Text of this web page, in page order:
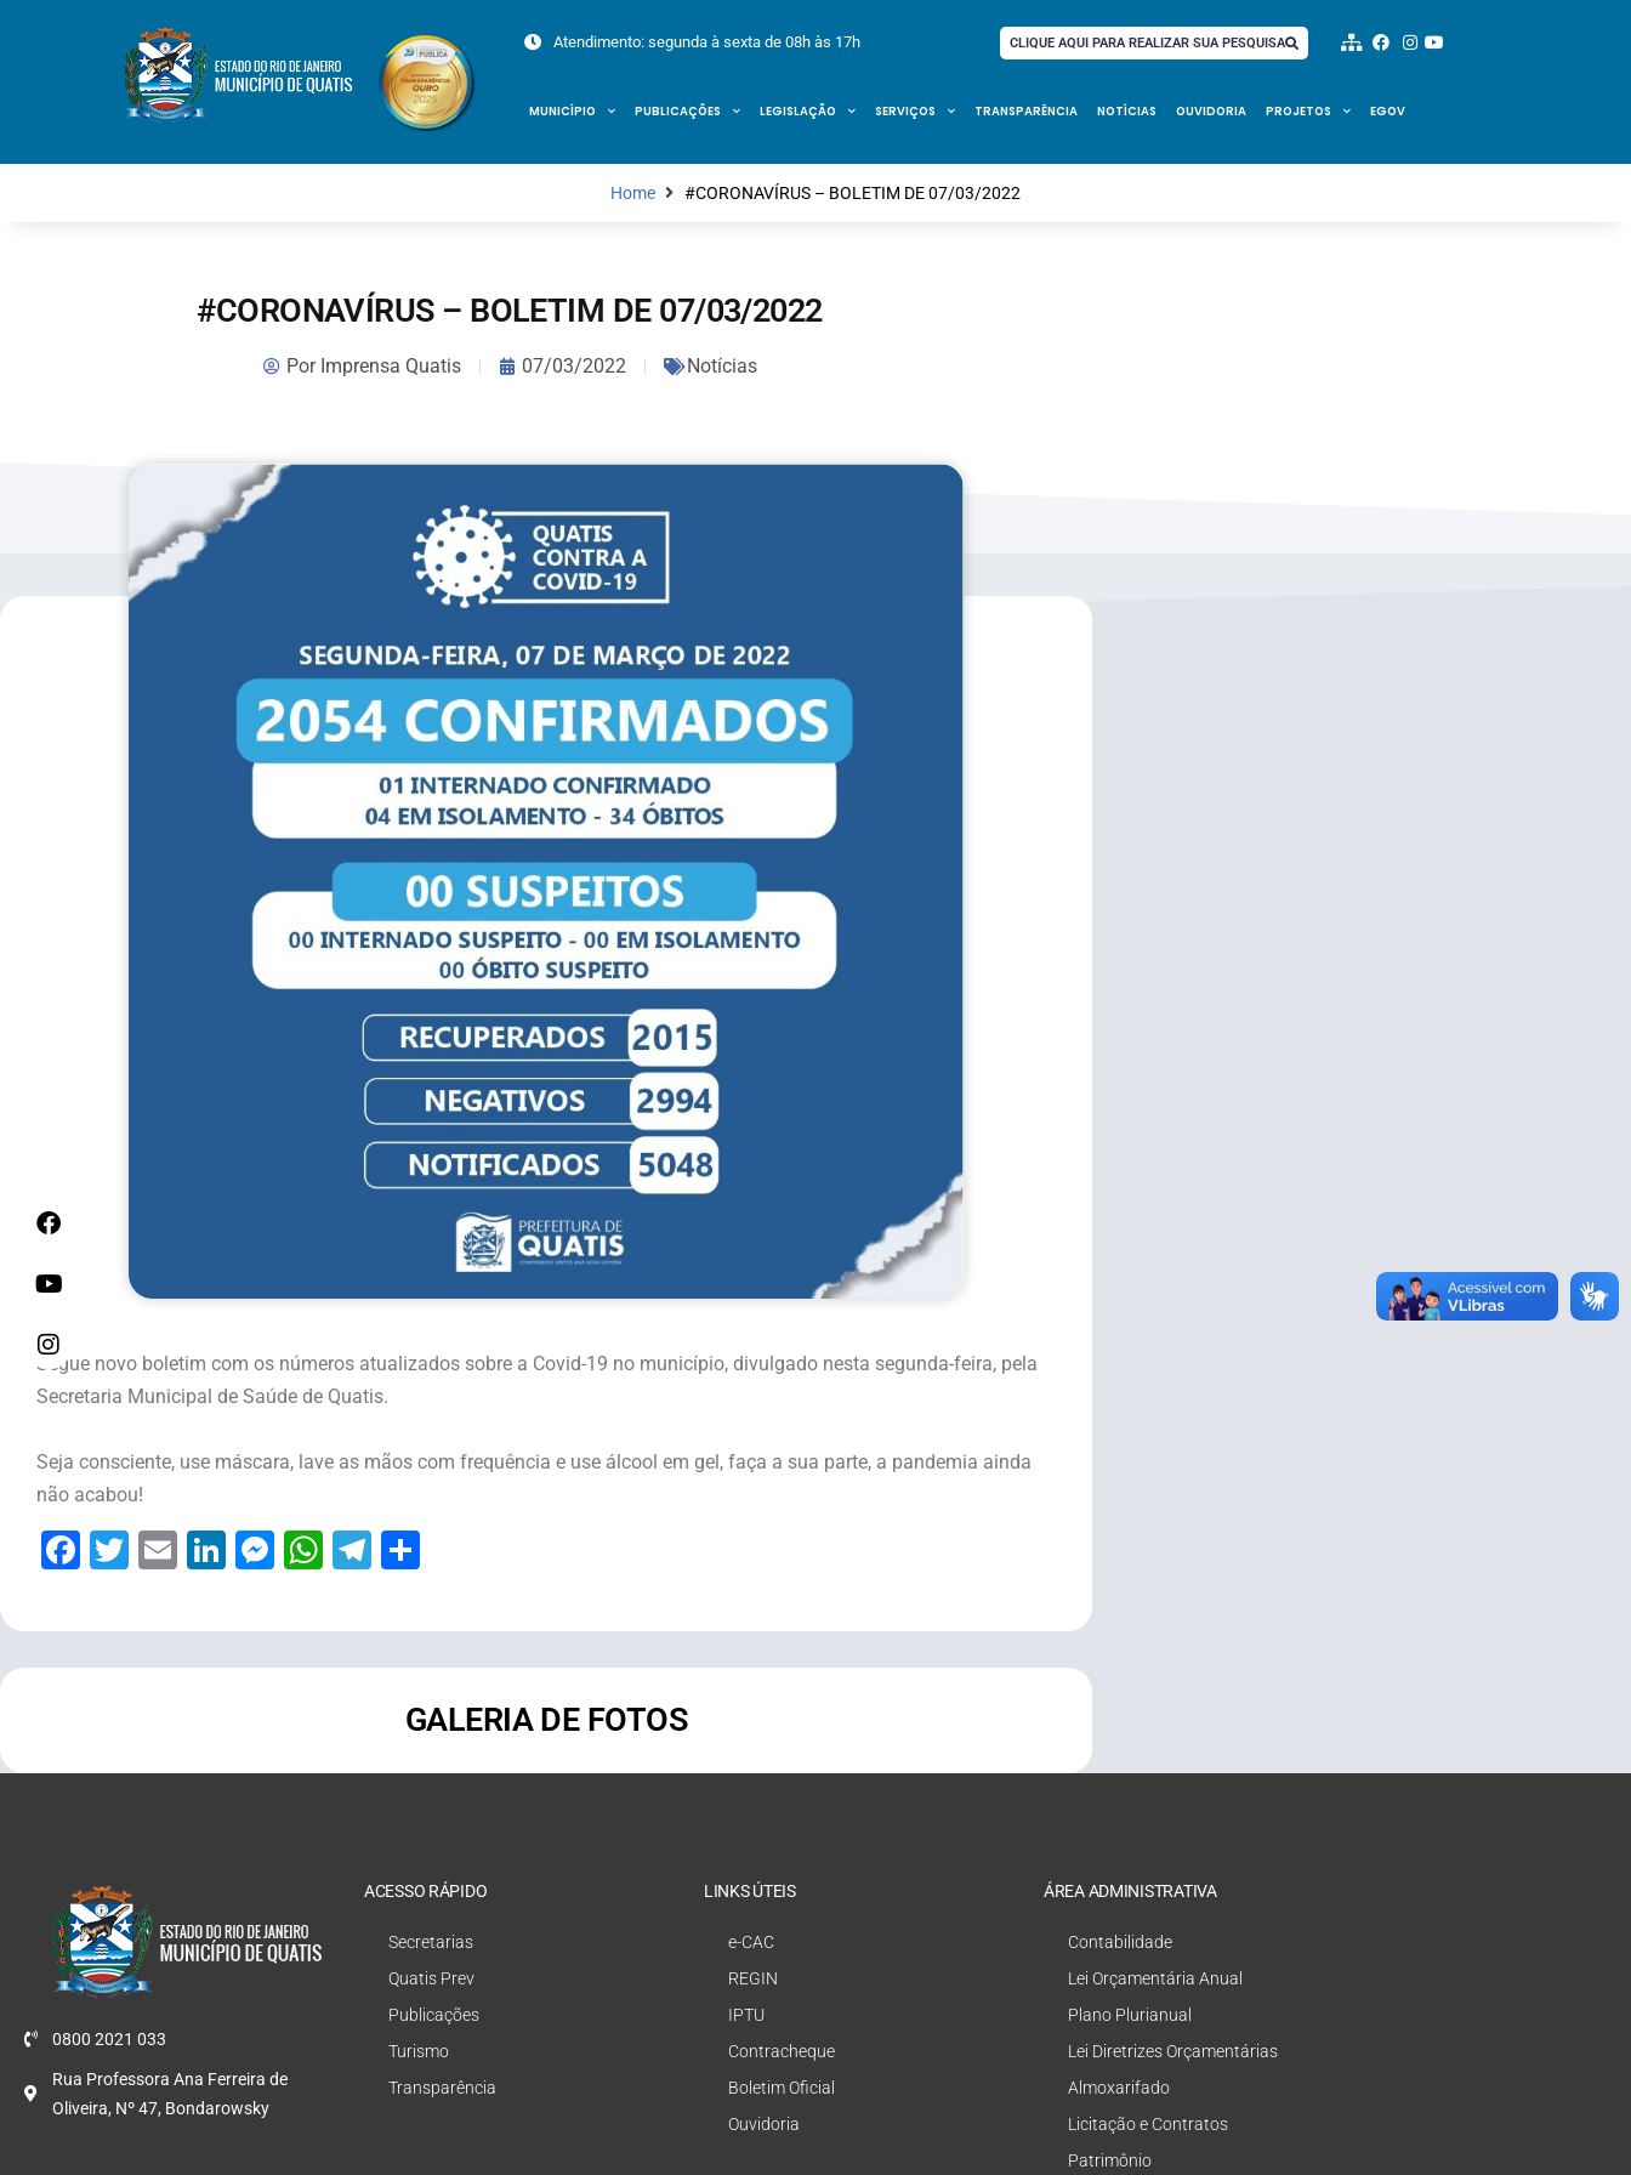
Atendimento: segunda à sexta de 08h às 17h CLIQUE AQUI PARA REALIZAR SUA PESQUISA
MUNICÍPIO PUBLICAÇÕES LEGISLAÇÃO SERVIÇOS TRANSPARÊNCIA NOTÍCIAS OUVIDORIA PROJETOS EGOV
Home #CORONAVÍRUS – BOLETIM DE 07/03/2022
#CORONAVÍRUS – BOLETIM DE 07/03/2022
PorImprensa Quatis 07/03/2022 Notícias
Segue novo boletim com os números atualizados sobre a Covid-19 no município, divulgado nesta segunda-feira, pela
Secretaria Municipal de Saúde de Quatis.
Seja consciente, use máscara, lave as mãos com frequência e use álcool em gel, faça a sua parte, a pandemia ainda
não acabou!
Facebook
Twitter
EmailLinkedIn
Messenger
WhatsApp
Telegram
GALERIA DE FOTOS
0800 2021 033
Rua Professora Ana Ferreira de
Oliveira, Nº 47, Bondarowsky
ACESSO RÁPIDO
Secretarias
Quatis Prev
Publicações
Turismo
Transparência
LINKS ÚTEIS
e-CAC
REGIN
IPTU
Contracheque
Boletim Oficial
Ouvidoria
ÁREA ADMINISTRATIVA
Contabilidade
Lei Orçamentária Anual
Plano Plurianual
Lei Diretrizes Orçamentárias
Almoxarifado
Licitação e Contratos
Patrimônio